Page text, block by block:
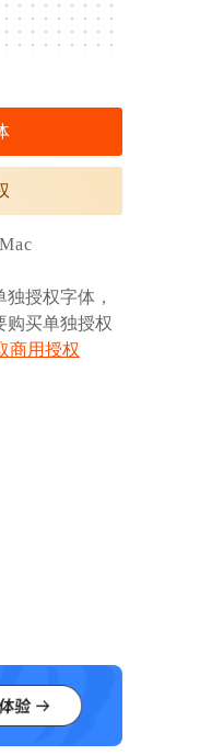
授权字体，
购买单独授权
商用授权